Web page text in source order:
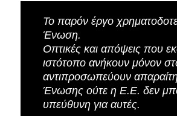
Το παρόν έργο
Ένωση.
Οπτικές και απόψεις που
ιστότοπο ανήκουν μόνον
αντιπροσωπεύουν
Ένωσης ούτε η Ε.Ε. δεν
υπεύθυνη για αυτές.